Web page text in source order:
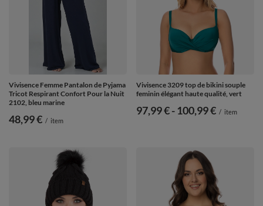
Vivisence Femme Pantalon de Pyjama
Tricot Respirant Confort Pour la Nuit
2102, bleu marine
48,99 € / item
Vivisence 3209 top de bikini souple
feminin élégant haute qualité, vert
de
97,99 €-vers le bas
100,99 € / item